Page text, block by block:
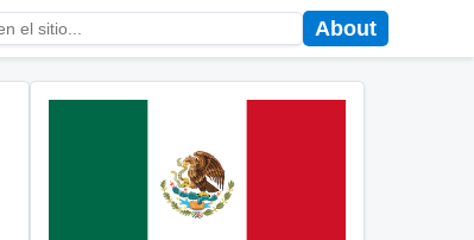
About